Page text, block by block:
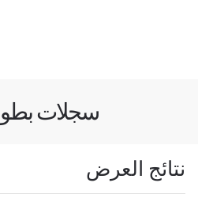
سجلات
نتائج العرض
ابق على اطّلاع
خذ بطولة "ون" معك أينما